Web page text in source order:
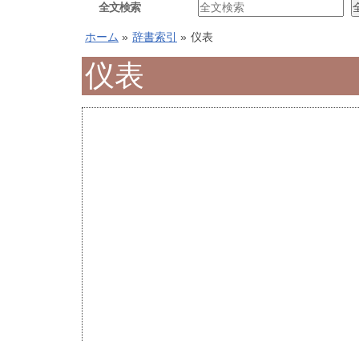
全文検索
ホーム » 辞書索引 » 仪表
仪表